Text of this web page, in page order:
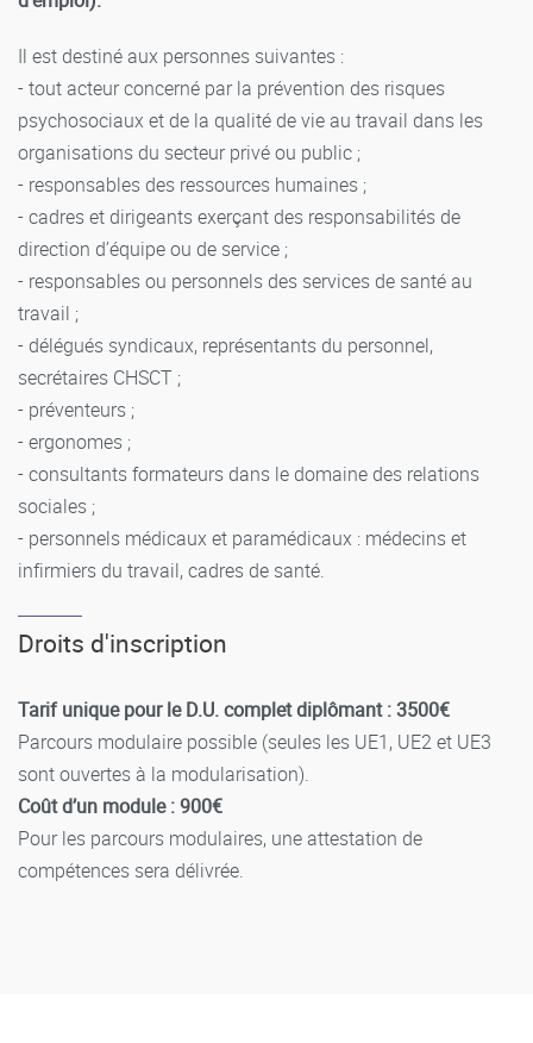
Il est destiné aux personnes suivantes :
- tout acteur concerné par la prévention des risques
psychosociaux et de la qualité de vie au travail dans les
organisations du secteur privé ou public ;
- responsables des ressources humaines ;
- cadres et dirigeants exerçant des responsabilités de
direction d’équipe ou de service ;
- responsables ou personnels des services de santé au
travail ;
- délégués syndicaux, représentants du personnel,
secrétaires CHSCT ;
- préventeurs ;
- ergonomes ;
- consultants formateurs dans le domaine des relations
sociales ;
- personnels médicaux et paramédicaux : médecins et
infirmiers du travail, cadres de santé.
Droits d'inscription
Tarif unique pour le D.U. complet diplômant : 3500€
Parcours modulaire possible (seules les UE1, UE2 et UE3
sont ouvertes à la modularisation).
Coût d’un module : 900€
Pour les parcours modulaires, une attestation de
compétences sera délivrée.